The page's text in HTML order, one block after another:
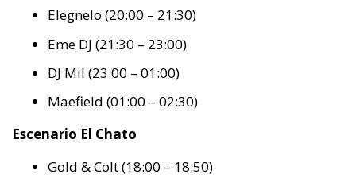
Elegnelo (20:00 – 21:30)
Eme DJ (21:30 – 23:00)
DJ Mil (23:00 – 01:00)
Maefield (01:00 – 02:30)
Escenario El Chato
Gold & Colt (18:00 – 18:50)